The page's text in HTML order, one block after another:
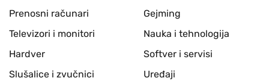
Prenosni računari
Televizori i monitori
Hardver
Slušalice i zvučnici
Gejming
Nauka i tehnologija
Softver i servisi
Uređaji